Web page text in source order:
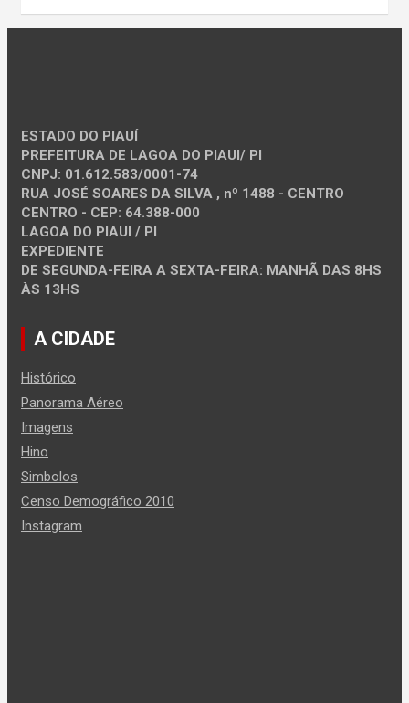
ESTADO DO PIAUÍ
PREFEITURA DE LAGOA DO PIAUI/ PI
CNPJ: 01.612.583/0001-74
RUA JOSÉ SOARES DA SILVA , nº 1488 - CENTRO
CENTRO - CEP: 64.388-000
LAGOA DO PIAUI / PI
EXPEDIENTE
DE SEGUNDA-FEIRA A SEXTA-FEIRA: MANHÃ DAS 8HS
ÀS 13HS
A CIDADE
Histórico
Panorama Aéreo
Imagens
Hino
Simbolos
Censo Demográfico 2010
Instagram